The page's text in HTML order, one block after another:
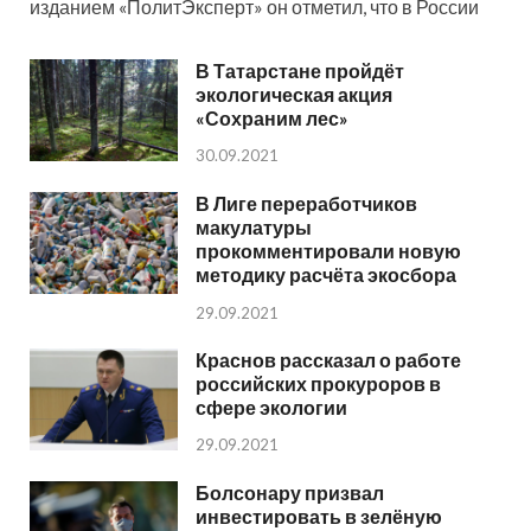
изданием «ПолитЭксперт» он отметил, что в России
В Татарстане пройдёт
экологическая акция
«Сохраним лес»
30.09.2021
В Лиге переработчиков
макулатуры
прокомментировали новую
методику расчёта экосбора
29.09.2021
Краснов рассказал о работе
российских прокуроров в
сфере экологии
29.09.2021
Болсонару призвал
инвестировать в зелёную